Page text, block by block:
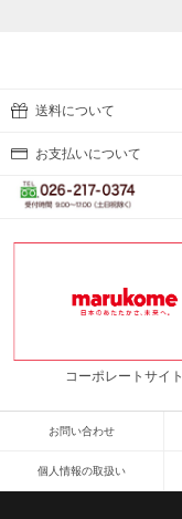
送料について
お支払いについて
コーポレートサイト
お問い合わせ
個人情報の取扱い